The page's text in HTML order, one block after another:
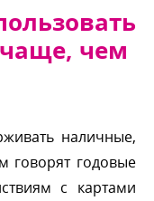
чем
наличные,
говорят годовые
с картами